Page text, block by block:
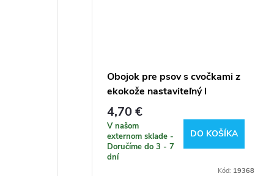
Obojok pre psov s cvočkami z
ekokože nastaviteľný l
4,70 €
V našom
externom sklade -
Doručíme do 3 - 7
dní
DO KOŠÍKA
Kód: 19368